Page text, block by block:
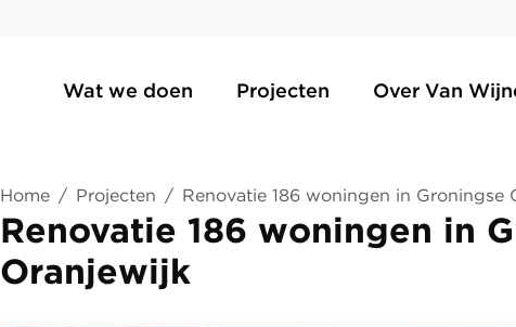
Wat we doen Projecten Over Van
Home / Projecten / Renovatie 186 woningen in Groningse
Renovatie 186 woningen in
Oranjewijk